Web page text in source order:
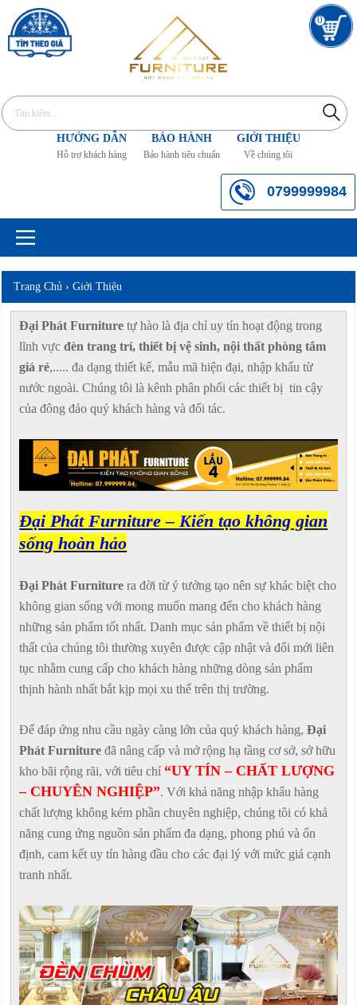
0
HƯỚNG DẪN
Hỗ trợ khách hàng
BẢO HÀNH
Bảo hành tiêu chuẩn
GIỚI THIỆU
Về chúng tôi
0799999984
Trang Chủ ›Giới Thiệu
Đại Phát Furniture tự hào là địa chỉ uy tín hoạt động trong
lĩnh vựcđèn trang trí, thiết bị vệ sinh, nội thất phòng tắm
giá rẻ,..... đa dạng thiết kế, mẫu mã hiện đại, nhập khẩu từ
nước ngoài. Chúng tôi là kênh phân phối các thiết bị tin cậy
của đông đảo quý khách hàng và đối tác.
Đại Phát Furniture – Kiến tạo không gian
sống hoàn hảo
Đại Phát Furniture ra đời từ ý tưởng tạo nên sự khác biệt cho
không gian sống với mong muốn mang đến cho khách hàng
những sản phẩm tốt nhất. Danh mục sản phẩm về thiết bị nội
thất của chúng tôi thường xuyên được cập nhật và đổi mới liên
tục nhằm cung cấp cho khách hàng những dòng sản phẩm
thịnh hành nhất bắt kịp mọi xu thế trên thị trường.
Để đáp ứng nhu cầu ngày càng lớn của quý khách hàng,Đại
Phát Furniture đã nâng cấp và mở rộng hạ tầng cơ sở, sở hữu
kho bãi rộng rãi, với tiêu chí “UY TÍN – CHẤT LƯỢNG
– CHUYÊN NGHIỆP”. Với khả năng nhập khẩu hàng
chất lượng không kém phần chuyên nghiệp, chúng tôi có khả
năng cung ứng nguồn sản phẩm đa dạng, phong phú và ổn
định, cam kết uy tín hàng đầu cho các đại lý với mức giá cạnh
tranh nhất.